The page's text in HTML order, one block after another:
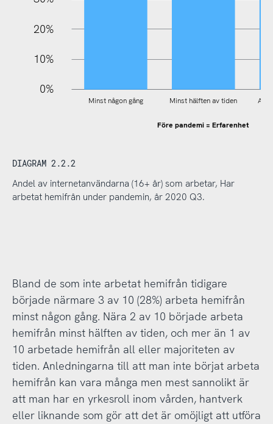
20%
10%
0%
Före pandemi = Erfarenhet
Minst någon gång Minst hälften av tiden All/
DIAGRAM 2.2.2
Andel av internetanvändarna (16+ år) som arbetar, Har
arbetat hemifrån under pandemin, år 2020 Q3.
Bland de som inte arbetat hemifrån tidigare
började närmare 3 av 10 (28%) arbeta hemifrån
minst någon gång. Nära 2 av 10 började arbeta
hemifrån minst hälften av tiden, och mer än 1 av
10 arbetade hemifrån all eller majoriteten av
tiden. Anledningarna till att man inte börjat arbeta
hemifrån kan vara många men mest sannolikt är
att man har en yrkesroll inom vården, hantverk
eller liknande som gör att det är omöjligt att utföra